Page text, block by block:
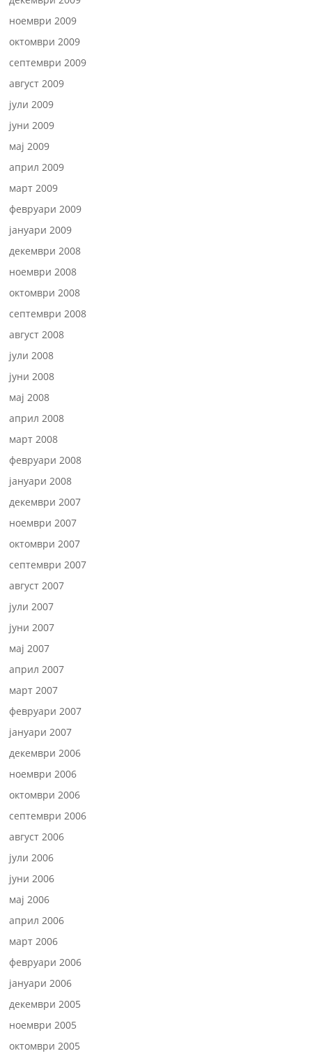
ноември 2009
октомври 2009
септември 2009
август 2009
јули 2009
јуни 2009
мај 2009
април 2009
март 2009
февруари 2009
јануари 2009
декември 2008
ноември 2008
октомври 2008
септември 2008
август 2008
јули 2008
јуни 2008
мај 2008
април 2008
март 2008
февруари 2008
јануари 2008
декември 2007
ноември 2007
октомври 2007
септември 2007
август 2007
јули 2007
јуни 2007
мај 2007
април 2007
март 2007
февруари 2007
јануари 2007
декември 2006
ноември 2006
октомври 2006
септември 2006
август 2006
јули 2006
јуни 2006
мај 2006
април 2006
март 2006
февруари 2006
јануари 2006
декември 2005
ноември 2005
октомври 2005